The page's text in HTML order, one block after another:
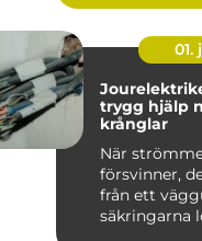
01.
trygg hjälp
krånglar
När
försvinner,
från ett
säkringarna